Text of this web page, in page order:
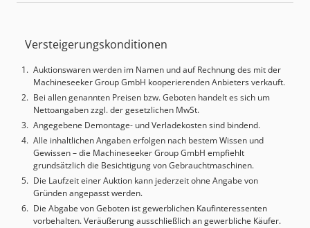
MORBIDELLI, Modell POWERFLEX – Nr. 5 geteilte untere
Bohrkopf – Nr. 3 Köpfe von automatische flexible geteilte
jeweils 26 unabhängigen Spindeln Bohrkopf - n 2
Horizontalbohrköpfe mit geteilten Köpfen und 28 + 28
Spindeln (für jede Seite) jeweils unabhängig (auf zwei
Ebenen angeordnet) * Automatische Dornmaschine Marke
MORBIDELLI * Plattenwender der Marke MARHOS *
Automatischer Doppelzellenentlader der Marke MAHROS,
Modell BRUSH - mit motorisierten Entladerollen und
System für die Management von Märtyrergremien Codpfjv
N Hifex Ab Noha
mm Plattenlänge max.: 900 mm Plattendicke min: 12 mm
Arbeitshöhe: 1.060 mm Geschwindigkeit des
Plattenförderers mit Inverter: 20 - 95 m/min
Geschwindigkeit bei Platten über 50 kg: 50 m/min
MASCHINEN-DETAILS Steuerungsmodell: TPA - Albatros -
CNC 2000 AUSSTATTUNG EASYTOOL Software 5 geteilte,
untere vertikale Bohrköpfe, automatisch flexibel mit NC-
Steuerung, jeweils 26 unabhängige Spindeln 2 horizontale
Bohrköpfe mit geteilten Köpfen, 28 + 28 Spindeln (jeweils
pro Seite), unabhängig angeordnet auf zwei Ebenen
Externe Referenz: MMA004.003
Versteigerungskonditionen
Auktionswaren werden im Namen und auf Rechnung des mit der
Machineseeker Group GmbH kooperierenden Anbieters verkauft.
Bei allen genannten Preisen bzw. Geboten handelt es sich um
Nettoangaben zzgl. der gesetzlichen MwSt.
Angegebene Demontage- und Verladekosten sind bindend.
Alle inhaltlichen Angaben erfolgen nach bestem Wissen und
Gewissen – die Machineseeker Group GmbH empfiehlt
grundsätzlich die Besichtigung von Gebrauchtmaschinen.
Die Laufzeit einer Auktion kann jederzeit ohne Angabe von
Gründen angepasst werden.
Die Abgabe von Geboten ist gewerblichen Kaufinteressenten
vorbehalten. Veräußerung ausschließlich an gewerbliche Käufer.